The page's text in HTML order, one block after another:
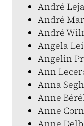
André
André
André
Angela
Angelin
Ann
Anna
Anne
Anne
Anne